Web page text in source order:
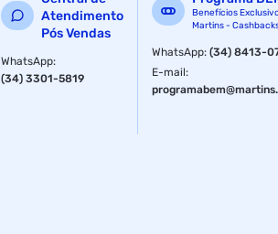
Atendimento
Pós Vendas
WhatsApp:
(34) 3301-5819
Benefícios
Martins -
WhatsApp:(34) 8413-
E-mail: